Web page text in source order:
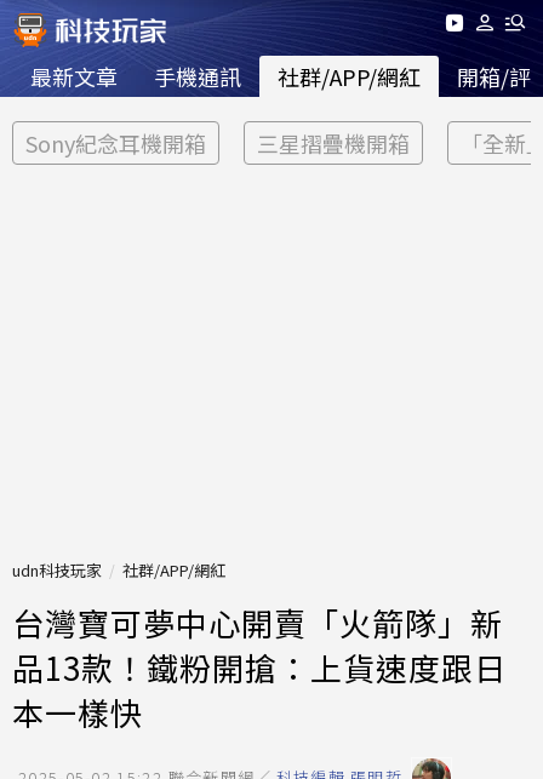
最新文章 手機通訊 社群/APP/網紅 開箱/評
Sony紀念耳機開箱 三星摺疊機開箱 「全新
udn科技玩家 社群/APP/網紅
台灣寶可夢中心開賣「火箭隊」新
品13款！鐵粉開搶：上貨速度跟日
本一樣快